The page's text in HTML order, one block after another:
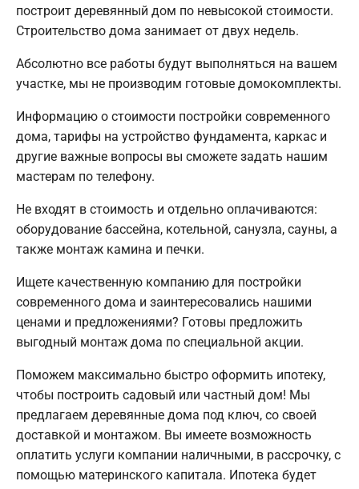
построит деревянный дом по невысокой стоимости.
Строительство дома занимает от двух недель.
Абсолютно все работы будут выполняться на вашем
участке, мы не производим готовые домокомплекты.
Информацию о стоимости постройки современного
дома, тарифы на устройство фундамента, каркас и
другие важные вопросы вы сможете задать нашим
мастерам по телефону.
Не входят в стоимость и отдельно оплачиваются:
оборудование бассейна, котельной, санузла, сауны, а
также монтаж камина и печки.
Ищете качественную компанию для постройки
современного дома и заинтересовались нашими
ценами и предложениями? Готовы предложить
выгодный монтаж дома по специальной акции.
Поможем максимально быстро оформить ипотеку,
чтобы построить садовый или частный дом! Мы
предлагаем деревянные дома под ключ, со своей
доставкой и монтажом. Вы имеете возможность
оплатить услуги компании наличными, в рассрочку, с
помощью материнского капитала. Ипотека будет